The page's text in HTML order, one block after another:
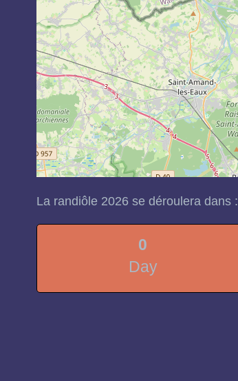
La randiôle 2026 se déroulera dans :
0
Day